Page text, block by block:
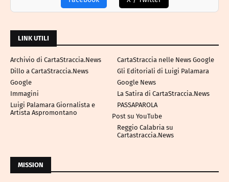
LINK UTILI
Archivio di CartaStraccia.News
CartaStraccia nelle News Google
Dillo a CartaStraccia.News
Gli Editoriali di Luigi Palamara
Google
Google News
Immagini
La Satira di CartaStraccia.News
Luigi Palamara Giornalista e
Artista Aspromontano
PASSAPAROLA
Post su YouTube
Reggio Calabria su
Cartastraccia.News
MISSION